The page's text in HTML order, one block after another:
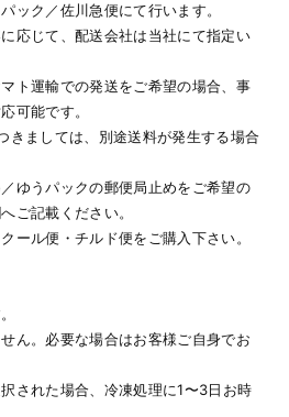
ック／佐川急便にて行います。
応じて、配送会社は当社にて指定い
ト運輸での発送をご希望の場合、事
可能です。
ましては、別途送料が発生する場合
ゆうパックの郵便局止めをご希望の
ご記載ください。
ール便・チルド便をご購入下さい。
ん。必要な場合はお客様ご自身でお
された場合、冷凍処理に1〜3日お時